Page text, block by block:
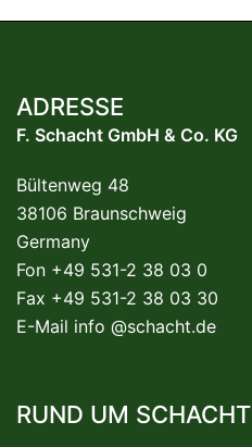
ADRESSE
F. Schacht GmbH & Co. KG
Bültenweg 48
38106 Braunschweig
Germany
Fon +49 531-2 38 03 0
Fax +49 531-2 38 03 30
E-Mail info @schacht.de
RUND UM SCHACHT